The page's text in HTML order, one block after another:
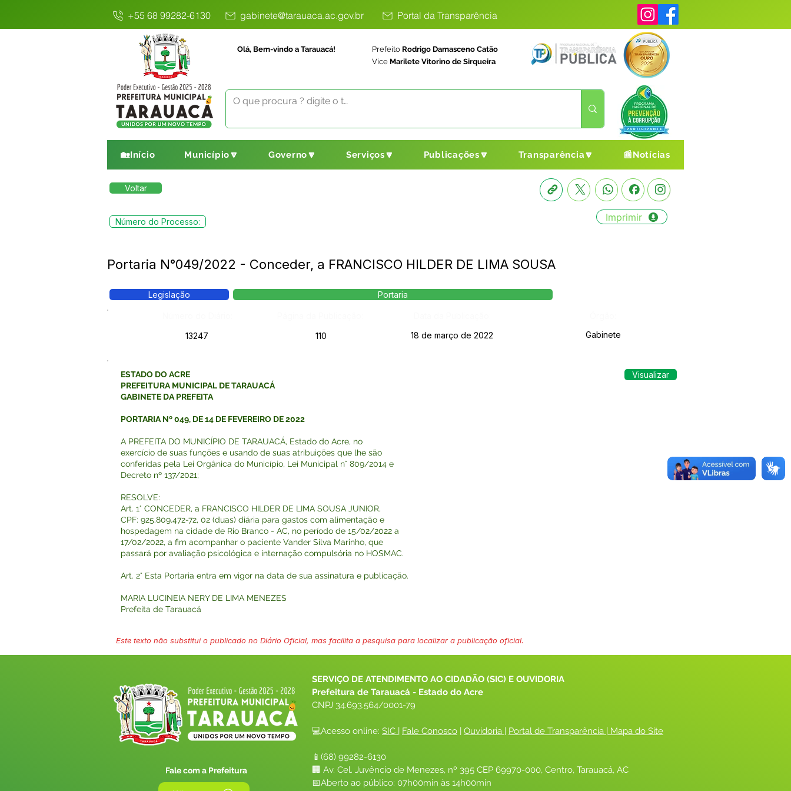
+55 68 99282-6130 gabinete@tarauaca.ac.gov.br Portal da Transparência
Olá, Bem-vindo a Tarauacá! Prefeito Rodrigo Damasceno Catão
Vice Marilete Vitorino de Sirqueira
🏡Início Município🔽 Governo🔽 Serviços🔽 Publicações🔽 Transparência🔽 📰Notícias
Voltar
Número do Processo: Imprimir
Portaria N°049/2022 - Conceder, a FRANCISCO HILDER DE LIMA SOUSA
Legislação Portaria
13247
110 18 de março de 2022 Gabinete
ESTADO DO ACRE
PREFEITURA MUNICIPAL DE TARAUACÁ
GABINETE DA PREFEITA
PORTARIA Nº 049, DE 14 DE FEVEREIRO DE 2022
A PREFEITA DO MUNICÍPIO DE TARAUACÁ, Estado do Acre, no
exercício de suas funções e usando de suas atribuições que lhe são
conferidas pela Lei Orgânica do Município, Lei Municipal n° 809/2014 e
Decreto nº 137/2021;
RESOLVE:
Art. 1° CONCEDER, a FRANCISCO HILDER DE LIMA SOUSA JUNIOR,
CPF: 925.809.472-72, 02 (duas) diária para gastos com alimentação e
hospedagem na cidade de Rio Branco - AC, no período de 15/02/2022 a
17/02/2022, a fim acompanhar o paciente Vander Silva Marinho, que
passará por avaliação psicológica e internação compulsória no HOSMAC.
Art. 2° Esta Portaria entra em vigor na data de sua assinatura e publicação.
MARIA LUCINEIA NERY DE LIMA MENEZES
Prefeita de Tarauacá
Visualizar
Este texto não substitui o publicado no Diário Oficial, mas facilita a pesquisa para localizar a publicação oficial.
Fale com a Prefeitura
SERVIÇO DE ATENDIMENTO AO CIDADÃO (SIC) E OUVIDORIA
Prefeitura de Tarauacá - Estado do Acre
CNPJ 34.693.564/0001-79
💻Acesso online: SIC | Fale Conosco | Ouvidoria | Portal de Transparência | Mapa do Site
📱(68) 99282-6130
🏢 Av. Cel. Juvêncio de Menezes, nº 395 CEP 69970-000, Centro, Tarauacá, AC
📅Aberto ao público: 07h00min às 14h00min